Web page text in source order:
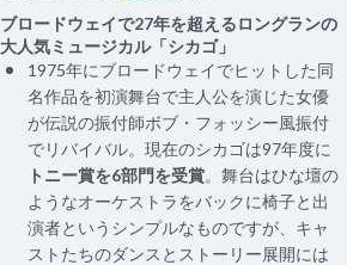
ブロードウェイで27年を超えるロングランの
大人気ミュージカル「シカゴ」
1975年にブロードウェイでヒットした同
名作品を初演舞台で主人公を演じた女優
が伝説の振付師ボブ・フォッシー風振付
でリバイバル。現在のシカゴは97年度に
トニー賞を6部門を受賞。舞台はひな壇の
ようなオーケストラをバックに椅子と出
演者というシンプルなものですが、キャ
ストたちのダンスとストーリー展開には